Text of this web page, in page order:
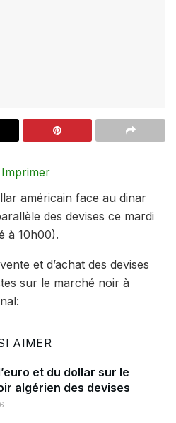
Imprimer
américain face au dinar
des devises ce mardi
à 10h00).
et d’achat des devises
sur le marché noir à
AIMER
et du dollar sur le
algérien des devises